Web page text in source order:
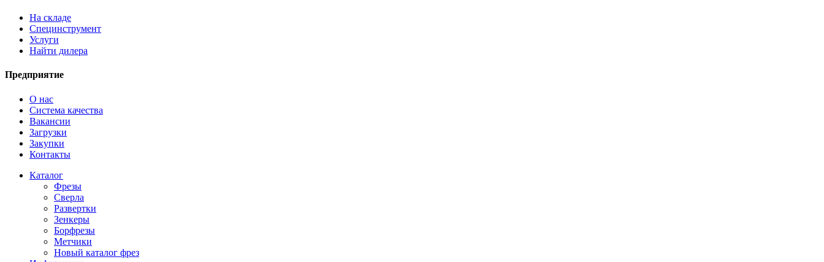
На складе
Специнструмент
Услуги
Найти дилера
Предприятие
О нас
Система качества
Вакансии
Загрузки
Закупки
Контакты
Каталог
Фрезы
Сверла
Развертки
Зенкеры
Борфрезы
Метчики
Новый каталог фрез